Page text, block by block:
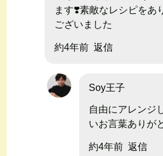
ます❣️素敵なレシピをあ
ございました
約4年前 返信
Soy王子
自由にアレンジ
いお言葉ありが
約4年前 返信